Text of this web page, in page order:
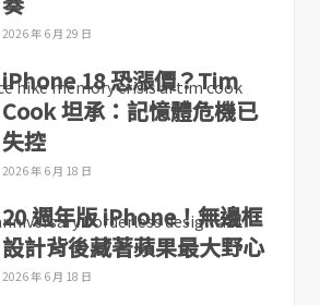
2026 年 6 月 29 日
iPhone 18 恐漲價？Tim
Cook 坦承：記憶體危機已
失控
2026 年 6 月 18 日
20 週年版 iPhone！無邊框
設計背後藏著蘋果最大野心
2026 年 6 月 18 日